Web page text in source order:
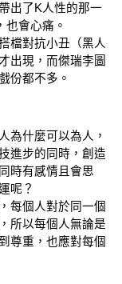
出了K人性的那一
也會心痛。
檔對抗小丑（黑人
出現，而傑瑞李圖
份都不多。
為什麼可以為人，
進步的同時，創造
時有感情且會思
呢？
每個人對於同一個
所以每個人無論是
尊重，也應對每個